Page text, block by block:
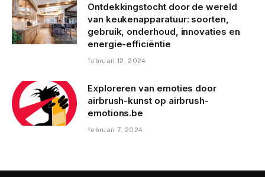
Ontdekkingstocht door de wereld
van keukenapparatuur: soorten,
gebruik, onderhoud, innovaties en
energie-efficiëntie
februari 12, 2024
Exploreren van emoties door
airbrush-kunst op airbrush-
emotions.be
februari 7, 2024